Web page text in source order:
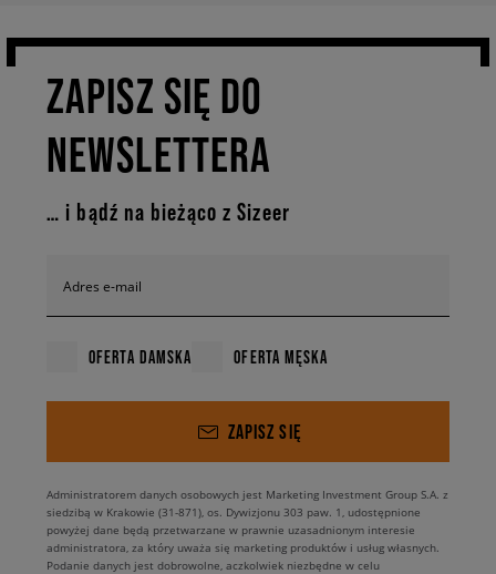
ZAPISZ SIĘ DO
NEWSLETTERA
… i bądź na bieżąco z Sizeer
Adres e-mail
OFERTA DAMSKA OFERTA MĘSKA
ZAPISZ SIĘ
Administratorem danych osobowych jest Marketing Investment Group S.A. z
siedzibą w Krakowie (31-871), os. Dywizjonu 303 paw. 1, udostępnione
powyżej dane będą przetwarzane w prawnie uzasadnionym interesie
administratora, za który uważa się marketing produktów i usług własnych.
Podanie danych jest dobrowolne, aczkolwiek niezbędne w celu